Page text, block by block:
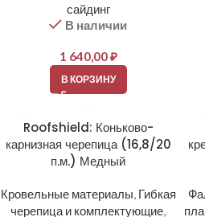
сайдинг
В наличии
1 640,00₽
В КОРЗИНУ
Roofshield: Коньково-
карнизная черепица (16,8/20
п.м.) Медный
Кровельные материалы Гибкая
черепица и комплектующие